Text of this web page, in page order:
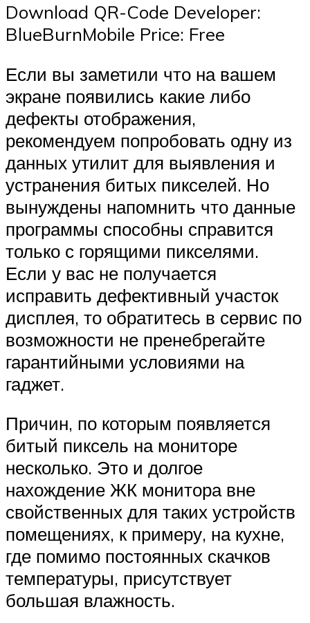
Download QR-Code Developer:
BlueBurnMobile Price: Free
Если вы заметили что на вашем
экране появились какие либо
дефекты отображения,
рекомендуем попробовать одну из
данных утилит для выявления и
устранения битых пикселей. Но
вынуждены напомнить что данные
программы способны справится
только с горящими пикселями.
Если у вас не получается
исправить дефективный участок
дисплея, то обратитесь в сервис по
возможности не пренебрегайте
гарантийными условиями на
гаджет.
Причин, по которым появляется
битый пиксель на мониторе
несколько. Это и долгое
нахождение ЖК монитора вне
свойственных для таких устройств
помещениях, к примеру, на кухне,
где помимо постоянных скачков
температуры, присутствует
большая влажность.